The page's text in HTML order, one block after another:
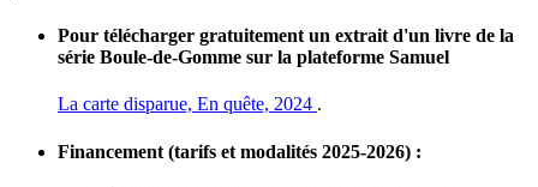
Pour télécharger gratuitement un extrait d'un livre de la
série Boule-de-Gomme sur la plateforme Samuel
La carte disparue, En quête, 2024 .
Financement (tarifs et modalités 2025-2026) :